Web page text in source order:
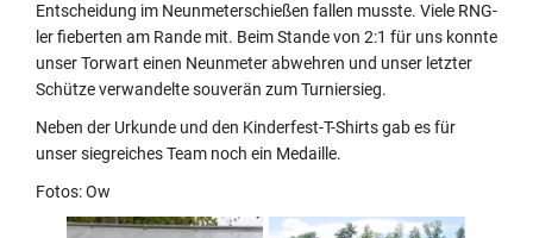
Entscheidung im Neunmeterschießen fallen musste. Viele RNG-
ler fieberten am Rande mit. Beim Stande von 2:1 für uns konnte
unser Torwart einen Neunmeter abwehren und unser letzter
Schütze verwandelte souverän zum Turniersieg.
Neben der Urkunde und den Kinderfest-T-Shirts gab es für
unser siegreiches Team noch ein Medaille.
Fotos: Ow